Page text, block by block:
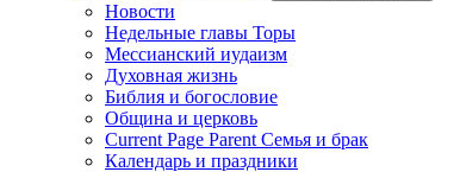
Новости
Недельные главы Торы
Мессианский иудаизм
Духовная жизнь
Библия и богословие
Община и церковь
Current Page Parent Семья и брак
Календарь и праздники